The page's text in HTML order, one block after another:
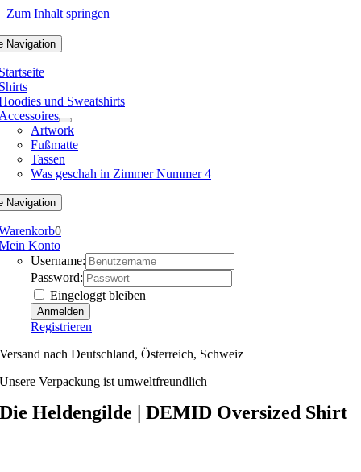
Zum Inhalt springen
Navigation
und Sweatshirts
Artwork
Fußmatte
Tassen
Was geschah in Zimmer Nummer 4
Navigation
0
Konto
Username:
Password:
Eingeloggt bleiben
Registrieren
Versand nach Deutschland, Österreich, Schweiz
Unsere Verpackung ist umweltfreundlich
Die Heldengilde | DEMID Oversized Shirt